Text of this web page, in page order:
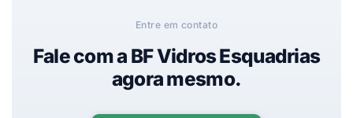
Entre em contato
Fale com a BF Vidros Esquadrias
agora mesmo.